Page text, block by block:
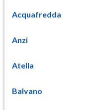
Acquafredda
Anzi
Atella
Balvano